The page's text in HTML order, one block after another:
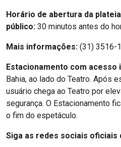
Horário de abertura da
público: 30 minutos antes do
Mais informações: (31) 3516-
Estacionamento com acesso
Bahia, ao lado do Teatro. Após
usuário chega ao Teatro por
segurança. O Estacionamento
o fim do espetáculo.
Siga as redes sociais oficiais